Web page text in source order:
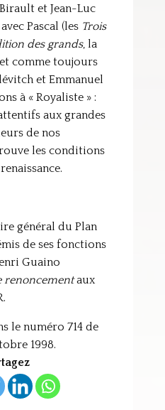
et Jean-Luc
Pascal (les Trois
des grands, la
comme toujours
et Emmanuel
à « Royaliste » :
aux grandes
de nos
les conditions
général du Plan
de ses fonctions
Guaino
renoncementaux
le numéro 714 de
1998.